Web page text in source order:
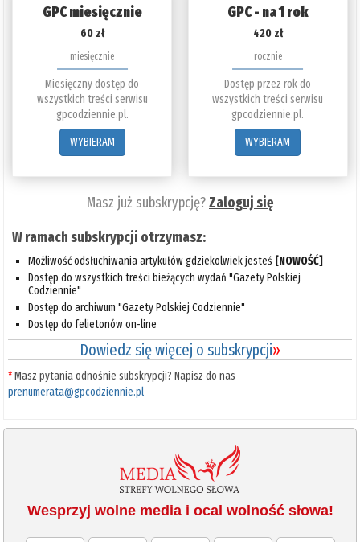
GPC miesięcznie
60 zł
miesięcznie
Miesięczny dostęp do
wszystkich treści serwisu
gpcodziennie.pl.
WYBIERAM
GPC - na 1 rok
420 zł
rocznie
Dostęp przez rok do
wszystkich treści serwisu
gpcodziennie.pl.
WYBIERAM
Masz już subskrypcję?Zaloguj się
W ramach subskrypcji otrzymasz:
Możliwość odsłuchiwania artykułów gdziekolwiek jesteś [NOWOŚĆ]
Dostęp do wszystkich treści bieżących wydań "Gazety Polskiej
Codziennie"
Dostęp do archiwum "Gazety Polskiej Codziennie"
Dostęp do felietonów on-line
Dowiedz się więcej o subskrypcji»
*Masz pytania odnośnie subskrypcji? Napisz do nas
prenumerata@gpcodziennie.pl
Wesprzyj wolne media i ocal wolność słowa!